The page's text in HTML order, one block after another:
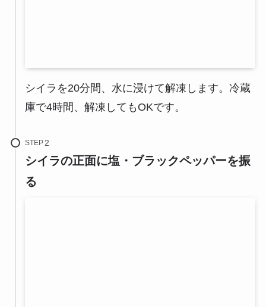
シイラを20分間、水に浸けて解凍します。冷蔵
庫で4時間、解凍してもOKです。
STEP
シイラの正面に塩・ブラックペッパーを振
る